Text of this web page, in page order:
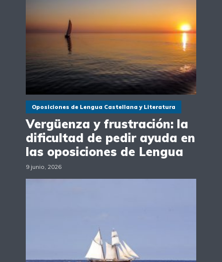
Oposiciones de Lengua Castellana y Literatura
Vergüenza y frustración: la
dificultad de pedir ayuda en
las oposiciones de Lengua
9 junio, 2026